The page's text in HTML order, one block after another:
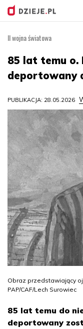
II wojna światowa
85 lat temu o.
deportowany
PUBLIKACJA: 28.05.2026
Obraz przedstawiający
PAP/CAF/Lech Surowiec
85 lat temu do
deportowany